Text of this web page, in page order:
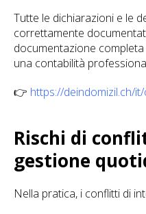
Tutte le dichiarazioni e le
correttamente
documentazione
una contabilità
👉 https://deindomizil.ch/
Rischi di
gestione
Nella pratica, i conflitti di